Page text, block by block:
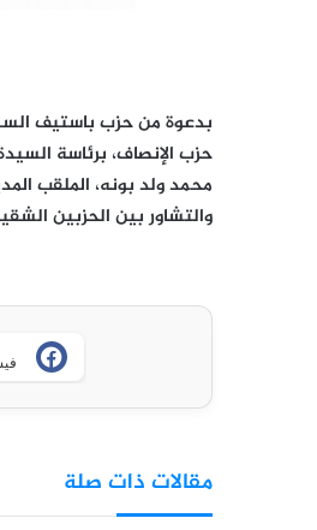
حزب الإنصاف، برئاسة
محمد ولد بونه، الملقب
والتشاور بين الحزبين
مقالات ذات صلة